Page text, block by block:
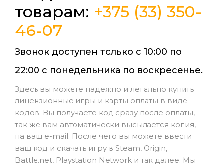
товарам: +375 (33) 350-
46-07
Звонок доступен только с 10:00 по
22:00 с понедельника по воскресенье.
Здесь вы можете надежно и легально купить
лицензионные игры и карты оплаты в виде
кодов. Вы получаете код сразу после оплаты,
так же вам автоматически высылается копия,
на ваш e-mail. После чего вы можете ввести
ваш код и скачать игру в Steam, Origin,
Battle.net, Playstation Network и так далее. Мы